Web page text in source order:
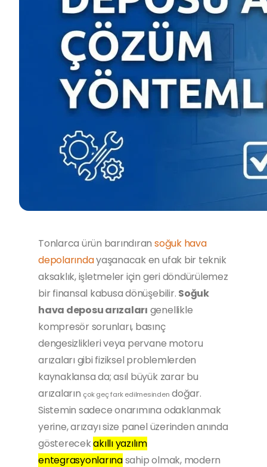
Tonlarca ürün barındıran soğuk hava
depolarındayaşanacak en ufak bir teknik
aksaklık, işletmeler için geri döndürülemez
bir finansal kabusa dönüşebilir. Soğuk
hava deposu arızaları genellikle
kompresör sorunları, basınç
dengesizlikleri veya pervane motoru
arızaları gibi fiziksel problemlerden
kaynaklansa da; asıl büyük zarar bu
arızaların çok geç fark edilmesinden doğar.
Sistemin sadece onarımına odaklanmak
yerine, arızayı size panel üzerinden anında
gösterecekakıllı yazılım
entegrasyonlarınasahip olmak, modern